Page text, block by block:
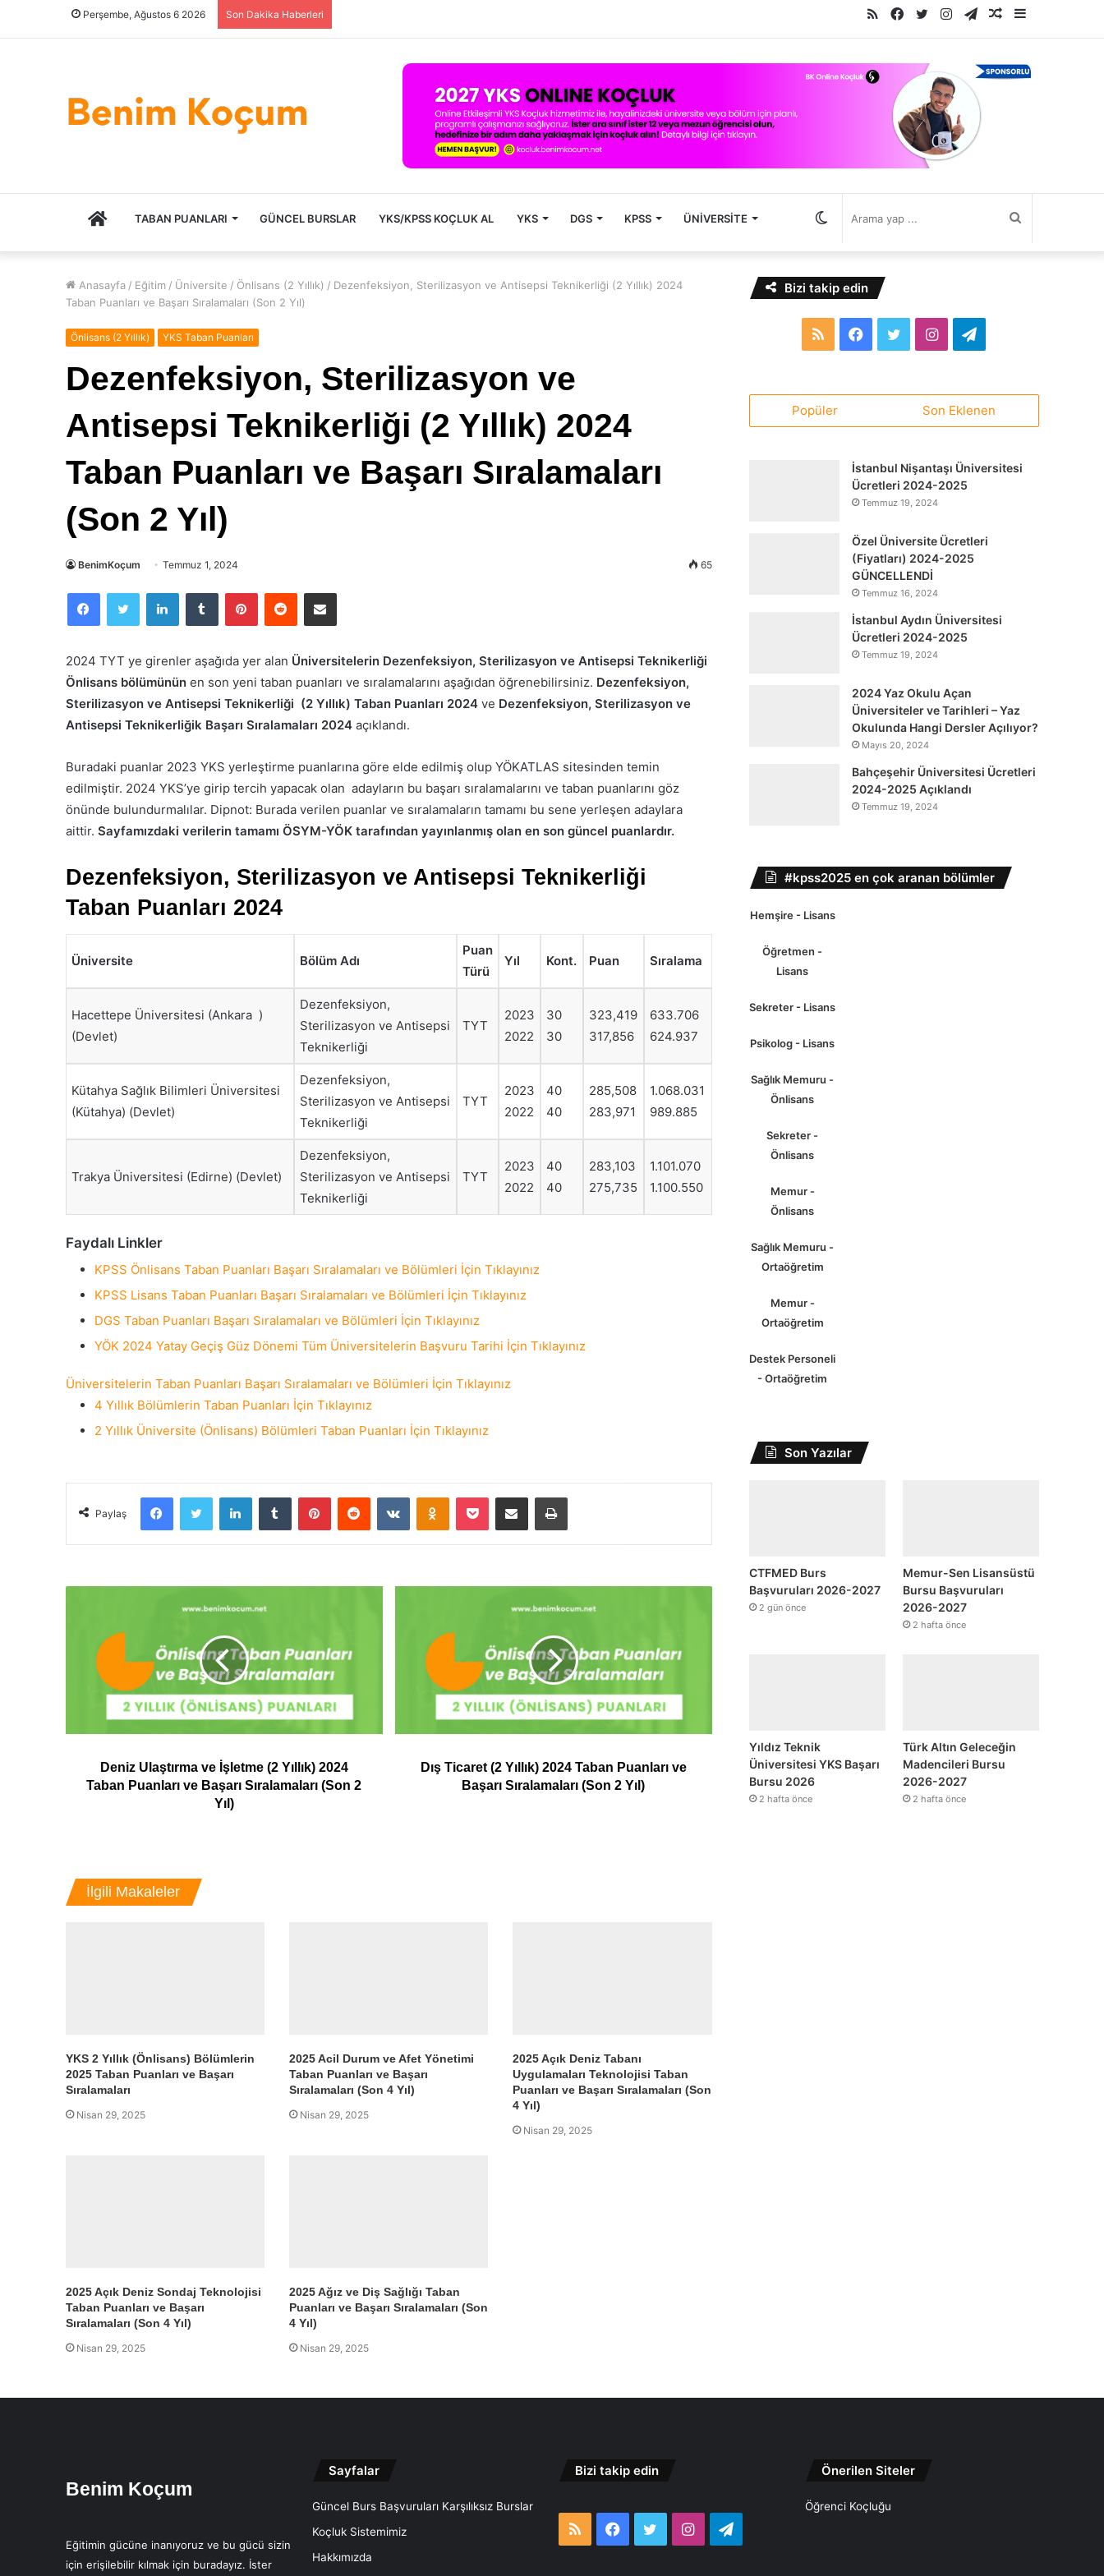
Perşembe, Ağustos 6 2026 Son Dakika Haberleri
Kenar
Bölmesi
Rastgele
Makale
Telegram
Instagram
Twitter
Facebook
RSS
ANASAYFATABAN PUANLARI GÜNCEL BURSLAR YKS/KPSS KOÇLUK AL YKS DGS KPSS ÜNIVERSITE
değiştir
Anasayfa / Eğitim / Üniversite / Önlisans (2 Yıllık) / Dezenfeksiyon, Sterilizasyon ve Antisepsi Teknikerliği (2 Yıllık) 2024
Taban Puanları ve Başarı Sıralamaları (Son 2 Yıl)
Önlisans (2 Yıllık) YKS Taban Puanları
Dezenfeksiyon, Sterilizasyon ve
Antisepsi Teknikerliği (2 Yıllık) 2024
Taban Puanları ve Başarı Sıralamaları
(Son 2 Yıl)
BenimKoçum Temmuz 1, 2024 65
FacebookTwitter LinkedInTumblr PinterestReddit E-Posta ile paylaş
2024 TYT ye girenler aşağıda yer alan Üniversitelerin Dezenfeksiyon, Sterilizasyon ve Antisepsi Teknikerliği
Önlisans bölümününen son yeni taban puanları ve sıralamalarını aşağıdan öğrenebilirsiniz. Dezenfeksiyon,
Sterilizasyon ve Antisepsi Teknikerliği (2 Yıllık) Taban Puanları 2024 ve Dezenfeksiyon, Sterilizasyon ve
Antisepsi Teknikerliğik Başarı Sıralamaları 2024 açıklandı.
Buradaki puanlar 2023 YKS yerleştirme puanlarına göre elde edilmiş olup YÖKATLAS sitesinden temin
edilmiştir. 2024 YKS’ye girip tercih yapacak olan adayların bu başarı sıralamalarını ve taban puanlarını göz
önünde bulundurmalılar. Dipnot: Burada verilen puanlar ve sıralamaların tamamı bu sene yerleşen adaylara
aittir. Sayfamızdaki verilerin tamamı ÖSYM-YÖK tarafından yayınlanmış olan en son güncel puanlardır.
Dezenfeksiyon, Sterilizasyon ve Antisepsi Teknikerliği
Taban Puanları 2024
Üniversite Bölüm Adı
Puan
Türü
Yıl Kont. Puan Sıralama
Hacettepe Üniversitesi (Ankara )
(Devlet)
Dezenfeksiyon,
Sterilizasyon ve Antisepsi
Teknikerliği
TYT
2023
2022
30
30
323,419
317,856
633.706
624.937
Kütahya Sağlık Bilimleri Üniversitesi
(Kütahya) (Devlet)
Dezenfeksiyon,
Sterilizasyon ve Antisepsi
Teknikerliği
TYT
2023
2022
40
40
285,508
283,971
1.068.031
989.885
Trakya Üniversitesi (Edirne) (Devlet)
Dezenfeksiyon,
Sterilizasyon ve Antisepsi
Teknikerliği
TYT
2023
2022
40
40
283,103
275,735
1.101.070
1.100.550
Faydalı Linkler
KPSS Önlisans Taban Puanları Başarı Sıralamaları ve Bölümleri İçin Tıklayınız
KPSS Lisans Taban Puanları Başarı Sıralamaları ve Bölümleri İçin Tıklayınız
DGS Taban Puanları Başarı Sıralamaları ve Bölümleri İçin Tıklayınız
YÖK 2024 Yatay Geçiş Güz Dönemi Tüm Üniversitelerin Başvuru Tarihi İçin Tıklayınız
Üniversitelerin Taban Puanları Başarı Sıralamaları ve Bölümleri İçin Tıklayınız
4 Yıllık Bölümlerin Taban Puanları İçin Tıklayınız
2 Yıllık Üniversite (Önlisans) Bölümleri Taban Puanları İçin Tıklayınız
Paylaş
FacebookTwitter LinkedInTumblr PinterestReddit VKontakteOdnoklassniki
Pocket E-Posta ile paylaş Yazdır
Deniz Ulaştırma ve İşletme (2 Yıllık) 2024
Taban Puanları ve Başarı Sıralamaları (Son 2
Yıl)
Dış Ticaret (2 Yıllık) 2024 Taban Puanları ve
Başarı Sıralamaları (Son 2 Yıl)
İlgili Makaleler
YKS 2 Yıllık (Önlisans) Bölümlerin
2025 Taban Puanları ve Başarı
Sıralamaları
Nisan 29, 2025
2025 Acil Durum ve Afet Yönetimi
Taban Puanları ve Başarı
Sıralamaları (Son 4 Yıl)
Nisan 29, 2025
2025 Açık Deniz Tabanı
Uygulamaları Teknolojisi Taban
Puanları ve Başarı Sıralamaları (Son
4 Yıl)
Nisan 29, 2025
2025 Açık Deniz Sondaj Teknolojisi
Taban Puanları ve Başarı
Sıralamaları (Son 4 Yıl)
Nisan 29, 2025
2025 Ağız ve Diş Sağlığı Taban
Puanları ve Başarı Sıralamaları (Son
4 Yıl)
Nisan 29, 2025
Bizi takip edin
RSS Facebook
TwitterInstagramTelegram
Popüler Son Eklenen
İstanbul Nişantaşı Üniversitesi
Ücretleri 2024-2025
Temmuz 19, 2024
Özel Üniversite Ücretleri
(Fiyatları) 2024-2025
GÜNCELLENDİ
Temmuz 16, 2024
İstanbul Aydın Üniversitesi
Ücretleri 2024-2025
Temmuz 19, 2024
2024 Yaz Okulu Açan
Üniversiteler ve Tarihleri – Yaz
Okulunda Hangi Dersler Açılıyor?
Mayıs 20, 2024
Bahçeşehir Üniversitesi Ücretleri
2024-2025 Açıklandı
Temmuz 19, 2024
#kpss2025 en çok aranan bölümler
Hemşire - Lisans
Öğretmen -
Lisans
Sekreter - Lisans
Psikolog - Lisans
Sağlık Memuru -
Önlisans
Sekreter -
Önlisans
Memur -
Önlisans
Sağlık Memuru -
Ortaöğretim
Memur -
Ortaöğretim
Destek Personeli
- Ortaöğretim
Son Yazılar
CTFMED Burs
Başvuruları 2026-2027
2 gün önce
Memur-Sen Lisansüstü
Bursu Başvuruları
2026-2027
2 hafta önce
Yıldız Teknik
Üniversitesi YKS Başarı
Bursu 2026
2 hafta önce
Türk Altın Geleceğin
Madencileri Bursu
2026-2027
2 hafta önce
Benim Koçum
Eğitimin gücüne inanıyoruz ve bu gücü sizin
için erişilebilir kılmak için buradayız. İster
Sayfalar
Güncel Burs Başvuruları Karşılıksız Burslar
Koçluk Sistemimiz
Hakkımızda
Bizi takip edin
RSS Facebook
TwitterInstagramTelegram
Önerilen Siteler
Öğrenci Koçluğu